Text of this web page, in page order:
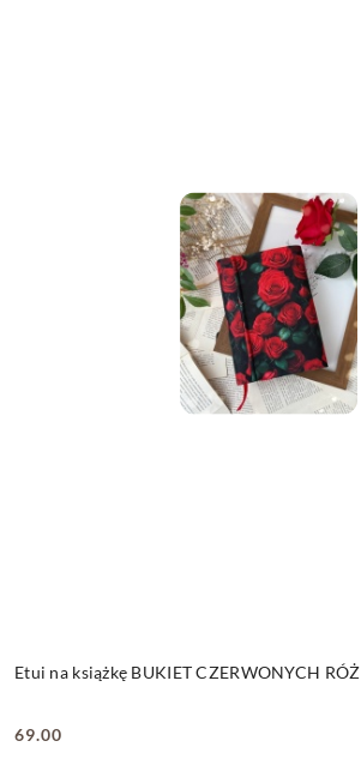
Etui na książkę BUKIET CZERWONYCH RÓŻ
Cena:
69.00